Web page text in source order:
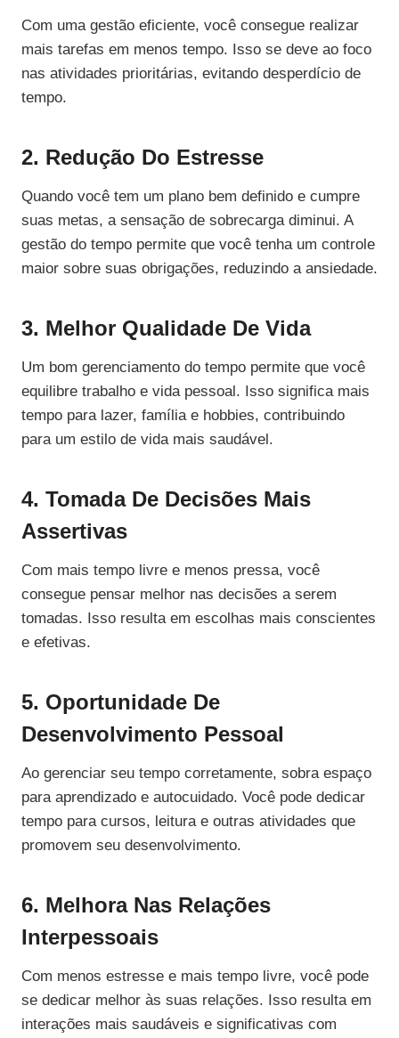
Com uma gestão eficiente, você consegue realizar
mais tarefas em menos tempo. Isso se deve ao foco
nas atividades prioritárias, evitando desperdício de
tempo.
2. Redução Do Estresse
Quando você tem um plano bem definido e cumpre
suas metas, a sensação de sobrecarga diminui. A
gestão do tempo permite que você tenha um controle
maior sobre suas obrigações, reduzindo a ansiedade.
3. Melhor Qualidade De Vida
Um bom gerenciamento do tempo permite que você
equilibre trabalho e vida pessoal. Isso significa mais
tempo para lazer, família e hobbies, contribuindo
para um estilo de vida mais saudável.
4. Tomada De Decisões Mais
Assertivas
Com mais tempo livre e menos pressa, você
consegue pensar melhor nas decisões a serem
tomadas. Isso resulta em escolhas mais conscientes
e efetivas.
5. Oportunidade De
Desenvolvimento Pessoal
Ao gerenciar seu tempo corretamente, sobra espaço
para aprendizado e autocuidado. Você pode dedicar
tempo para cursos, leitura e outras atividades que
promovem seu desenvolvimento.
6. Melhora Nas Relações
Interpessoais
Com menos estresse e mais tempo livre, você pode
se dedicar melhor às suas relações. Isso resulta em
interações mais saudáveis e significativas com